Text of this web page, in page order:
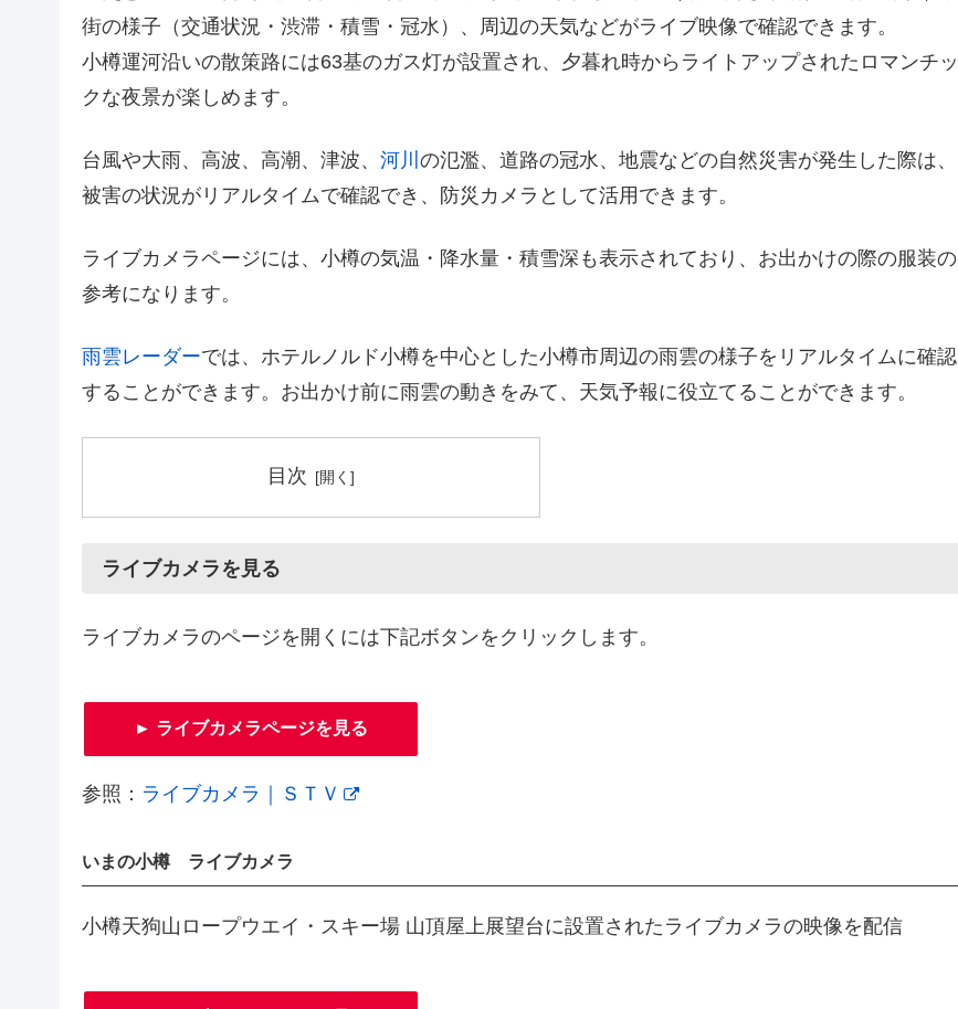
街の様子（交通状況・渋滞・積雪・冠水）、周辺の天気などがライブ映像で確認できます。
小樽運河沿いの散策路には63基のガス灯が設置され、夕暮れ時からライトアップされたロマンチッ
クな夜景が楽しめます。
台風や大雨、高波、高潮、津波、 河川 の氾濫、道路の冠水、地震などの自然災害が発生した際は、
被害の状況がリアルタイムで確認でき、防災カメラとして活用できます。
ライブカメラページには、小樽の気温・降水量・積雪深も表示されており、お出かけの際の服装の
参考になります。
雨雲レーダーでは、ホテルノルド小樽を中心とした小樽市周辺の雨雲の様子をリアルタイムに確認
することができます。お出かけ前に雨雲の動きをみて、天気予報に役立てることができます。
目次
ライブカメラを見る
ライブカメラのページを開くには下記ボタンをクリックします。
► ライブカメラページを見る
参照： ライブカメラ｜ＳＴＶ
いまの小樽 ライブカメラ
小樽天狗山ロープウエイ・スキー場 山頂屋上展望台に設置されたライブカメラの映像を配信